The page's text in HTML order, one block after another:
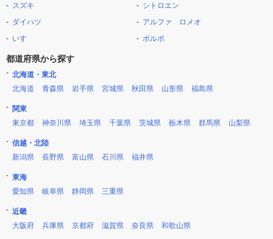
スズキ
ダイハツ
いすゞ
シトロエン
アルファ ロメオ
ボルボ
都道府県から探す
北海道・東北
北海道
青森県 岩手県 宮城県 秋田県 山形県 福島県
関東
東京都
神奈川県 埼玉県 千葉県 茨城県 栃木県 群馬県 山梨県
信越・北陸
新潟県
長野県 富山県 石川県 福井県
東海
愛知県
岐阜県 静岡県 三重県
近畿
大阪府
兵庫県 京都府 滋賀県 奈良県 和歌山県